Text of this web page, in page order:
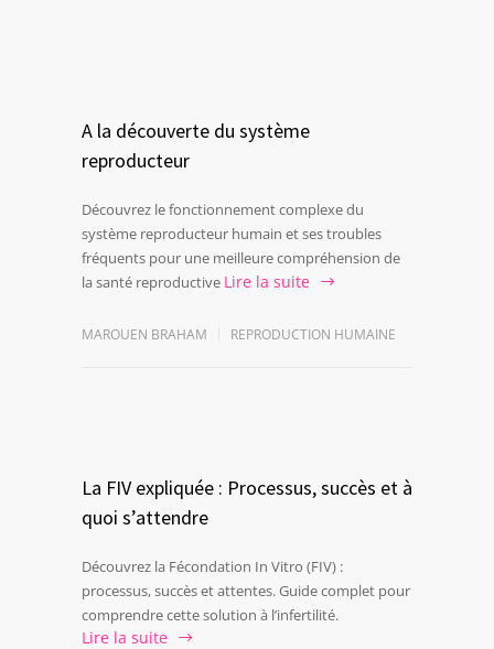
A la découverte du système
reproducteur
Découvrez le fonctionnement complexe du
système reproducteur humain et ses troubles
fréquents pour une meilleure compréhension de
la santé reproductive Lire la suite
MAROUEN BRAHAM REPRODUCTION HUMAINE
La FIV expliquée : Processus, succès et à
quoi s’attendre
Découvrez la Fécondation In Vitro (FIV) :
processus, succès et attentes. Guide complet pour
comprendre cette solution à l’infertilité.
Lire la suite